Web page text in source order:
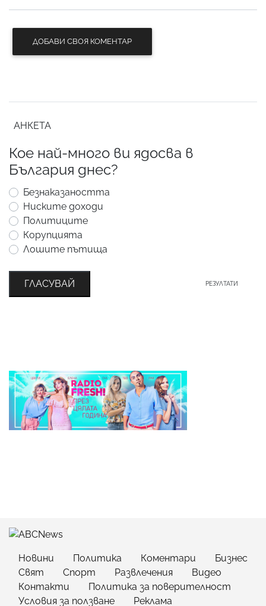
ДОБАВИ СВОЯ КОМЕНТАР
АНКЕТА
Кое най-много ви ядосва в
България днес?
Безнаказаността
Ниските доходи
Политиците
Корупцията
Лошите пътища
ГЛАСУВАЙ РЕЗУЛТАТИ
Новини Политика Коментари
Бизнес
Свят
Спорт Развлечения
Видео
Контакти
Политика за поверителност
Условия за ползване
Реклама